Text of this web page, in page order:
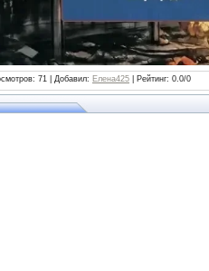
: 71 | Добавил: Елена425 Рейтинг: 0.0/0